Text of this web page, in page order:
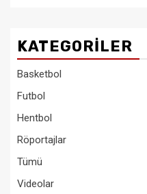
KATEGORILER
Basketbol
Futbol
Hentbol
Röportajlar
Tümü
Videolar